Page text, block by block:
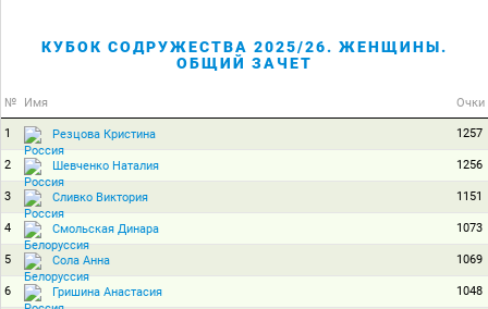
КУБОК СОДРУЖЕСТВА 2025/26. ЖЕНЩИНЫ.
ОБЩИЙ ЗАЧЕТ
№ Имя Очки
1 Резцова Кристина 1257
2 Шевченко Наталия 1256
3 Сливко Виктория 1151
4 Смольская Динара 1073
5 Сола Анна 1069
6 Гришина Анастасия 1048